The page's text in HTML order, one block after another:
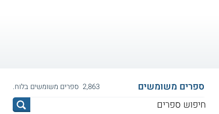
ספרים משומשים 2,863 ספרים משומשים בלוח.